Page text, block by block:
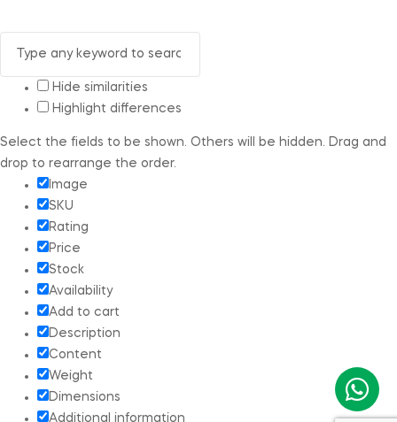
Hide similarities
Highlight differences
Select the fields to be shown. Others will be hidden. Drag and
drop to rearrange the order.
Image
SKU
Rating
Price
Stock
Availability
Add to cart
Description
Content
Weight
Dimensions
Additional information